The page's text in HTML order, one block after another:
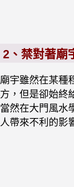
2、禁對著廟
廟宇雖然在某種
方，但是卻始終
當然在大門風水
人帶來不利的影